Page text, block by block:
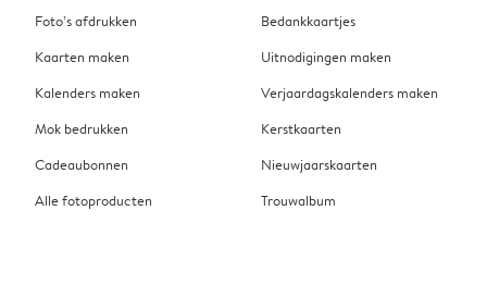
Foto’s afdrukken
Kaarten maken
Kalenders maken
Mok bedrukken
Cadeaubonnen
Alle fotoproducten
Bedankkaartjes
Uitnodigingen maken
Verjaardagskalenders maken
Kerstkaarten
Nieuwjaarskaarten
Trouwalbum